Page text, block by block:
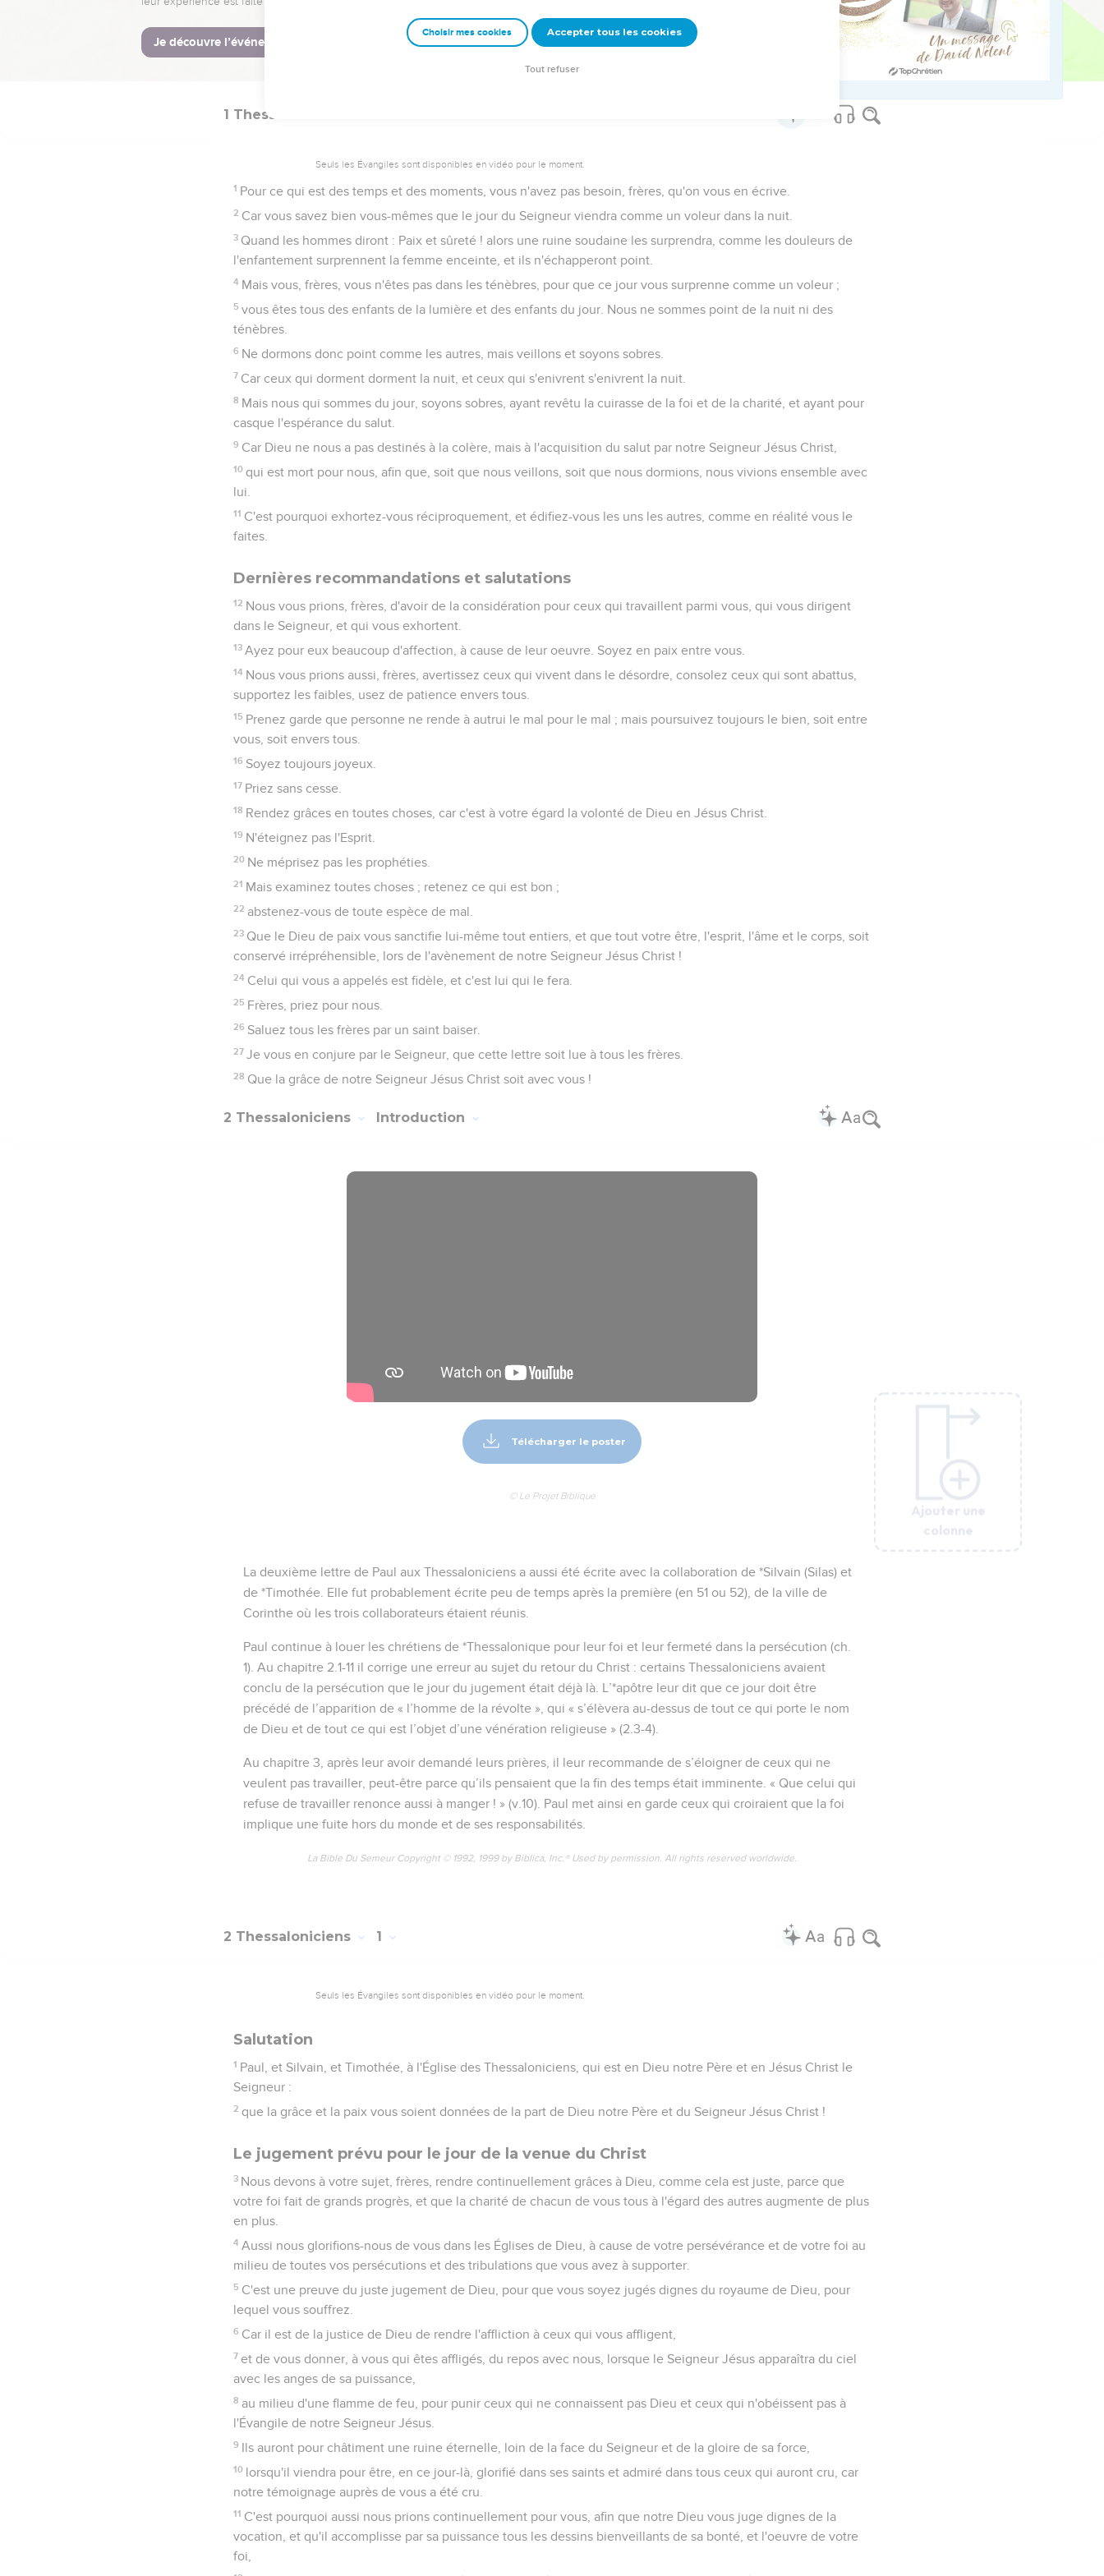
Ensuite, nous les vivants, qui seront restés, nous serons tous ensemble enlevés avec eux sur des nuées, à la
rencontre du Seigneur dans les airs, et ainsi nous serons toujours avec le Seigneur.
Consolez-vous donc les uns les autres par ces paroles.
Ajouter une
colonne
1 Thessaloniciens
Seuls les Évangiles sont disponibles en vidéo pour le moment.
1 Pour ce qui est des temps et des moments, vous n'avez pas besoin, frères, qu'on vous en écrive.
2 Car vous savez bien vous-mêmes que le jour du Seigneur viendra comme un voleur dans la nuit.
3 Quand les hommes diront : Paix et sûreté ! alors une ruine soudaine les surprendra, comme les douleurs de
l'enfantement surprennent la femme enceinte, et ils n'échapperont point.
4 Mais vous, frères, vous n'êtes pas dans les ténèbres, pour que ce jour vous surprenne comme un voleur ;
5 vous êtes tous des enfants de la lumière et des enfants du jour. Nous ne sommes point de la nuit ni des
ténèbres.
6 Ne dormons donc point comme les autres, mais veillons et soyons sobres.
7 Car ceux qui dorment dorment la nuit, et ceux qui s'enivrent s'enivrent la nuit.
8 Mais nous qui sommes du jour, soyons sobres, ayant revêtu la cuirasse de la foi et de la charité, et ayant pour
casque l'espérance du salut.
9 Car Dieu ne nous a pas destinés à la colère, mais à l'acquisition du salut par notre Seigneur Jésus Christ,
10 qui est mort pour nous, afin que, soit que nous veillons, soit que nous dormions, nous vivions ensemble avec
lui.
11 C'est pourquoi exhortez-vous réciproquement, et édifiez-vous les uns les autres, comme en réalité vous le
faites.
Dernières recommandations et salutations
12 Nous vous prions, frères, d'avoir de la considération pour ceux qui travaillent parmi vous, qui vous dirigent
dans le Seigneur, et qui vous exhortent.
13 Ayez pour eux beaucoup d'affection, à cause de leur oeuvre. Soyez en paix entre vous.
14 Nous vous prions aussi, frères, avertissez ceux qui vivent dans le désordre, consolez ceux qui sont abattus,
supportez les faibles, usez de patience envers tous.
15 Prenez garde que personne ne rende à autrui le mal pour le mal ; mais poursuivez toujours le bien, soit entre
vous, soit envers tous.
16 Soyez toujours joyeux.
17 Priez sans cesse.
18 Rendez grâces en toutes choses, car c'est à votre égard la volonté de Dieu en Jésus Christ.
19 N'éteignez pas l'Esprit.
20 Ne méprisez pas les prophéties.
21 Mais examinez toutes choses ; retenez ce qui est bon ;
22 abstenez-vous de toute espèce de mal.
23 Que le Dieu de paix vous sanctifie lui-même tout entiers, et que tout votre être, l'esprit, l'âme et le corps, soit
conservé irrépréhensible, lors de l'avènement de notre Seigneur Jésus Christ !
24 Celui qui vous a appelés est fidèle, et c'est lui qui le fera.
25 Frères, priez pour nous.
26 Saluez tous les frères par un saint baiser.
27 Je vous en conjure par le Seigneur, que cette lettre soit lue à tous les frères.
28 Que la grâce de notre Seigneur Jésus Christ soit avec vous !
Ajouter une
colonne
2 Thessaloniciens Introduction
Télécharger le poster
© Le Projet Biblique
La deuxième lettre de Paul aux Thessaloniciens a aussi été écrite avec la collaboration de *Silvain (Silas) et
de *Timothée. Elle fut probablement écrite peu de temps après la première (en 51 ou 52), de la ville de
Corinthe où les trois collaborateurs étaient réunis.
Paul continue à louer les chrétiens de *Thessalonique pour leur foi et leur fermeté dans la persécution (ch.
1). Au chapitre 2.1-11 il corrige une erreur au sujet du retour du Christ : certains Thessaloniciens avaient
conclu de la persécution que le jour du jugement était déjà là. L’*apôtre leur dit que ce jour doit être
précédé de l’apparition de « l’homme de la révolte », qui « s’élèvera au-dessus de tout ce qui porte le nom
de Dieu et de tout ce qui est l’objet d’une vénération religieuse » (2.3-4).
Au chapitre 3, après leur avoir demandé leurs prières, il leur recommande de s’éloigner de ceux qui ne
veulent pas travailler, peut-être parce qu’ils pensaient que la fin des temps était imminente. « Que celui qui
refuse de travailler renonce aussi à manger ! » (v.10). Paul met ainsi en garde ceux qui croiraient que la foi
implique une fuite hors du monde et de ses responsabilités.
La Bible Du Semeur Copyright © 1992, 1999 by Biblica, Inc.® Used by permission. All rights reserved worldwide.
2 Thessaloniciens 1
Seuls les Évangiles sont disponibles en vidéo pour le moment.
Salutation
1 Paul, et Silvain, et Timothée, à l'Église des Thessaloniciens, qui est en Dieu notre Père et en Jésus Christ le
Seigneur :
2 que la grâce et la paix vous soient données de la part de Dieu notre Père et du Seigneur Jésus Christ !
Le jugement prévu pour le jour de la venue du Christ
3 Nous devons à votre sujet, frères, rendre continuellement grâces à Dieu, comme cela est juste, parce que
votre foi fait de grands progrès, et que la charité de chacun de vous tous à l'égard des autres augmente de plus
en plus.
4 Aussi nous glorifions-nous de vous dans les Églises de Dieu, à cause de votre persévérance et de votre foi au
milieu de toutes vos persécutions et des tribulations que vous avez à supporter.
5 C'est une preuve du juste jugement de Dieu, pour que vous soyez jugés dignes du royaume de Dieu, pour
lequel vous souffrez.
6 Car il est de la justice de Dieu de rendre l'affliction à ceux qui vous affligent,
7 et de vous donner, à vous qui êtes affligés, du repos avec nous, lorsque le Seigneur Jésus apparaîtra du ciel
avec les anges de sa puissance,
8 au milieu d'une flamme de feu, pour punir ceux qui ne connaissent pas Dieu et ceux qui n'obéissent pas à
l'Évangile de notre Seigneur Jésus.
9 Ils auront pour châtiment une ruine éternelle, loin de la face du Seigneur et de la gloire de sa force,
10 lorsqu'il viendra pour être, en ce jour-là, glorifié dans ses saints et admiré dans tous ceux qui auront cru, car
notre témoignage auprès de vous a été cru.
11 C'est pourquoi aussi nous prions continuellement pour vous, afin que notre Dieu vous juge dignes de la
vocation, et qu'il accomplisse par sa puissance tous les dessins bienveillants de sa bonté, et l'oeuvre de votre
foi,
Ajouter une
colonne
Ajouter une
colonne
Ajouter une
colonne
Choisir mes cookies Accepter tous les cookies
Tout refuser